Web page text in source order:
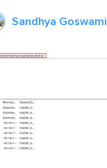
Sandhya Goswami